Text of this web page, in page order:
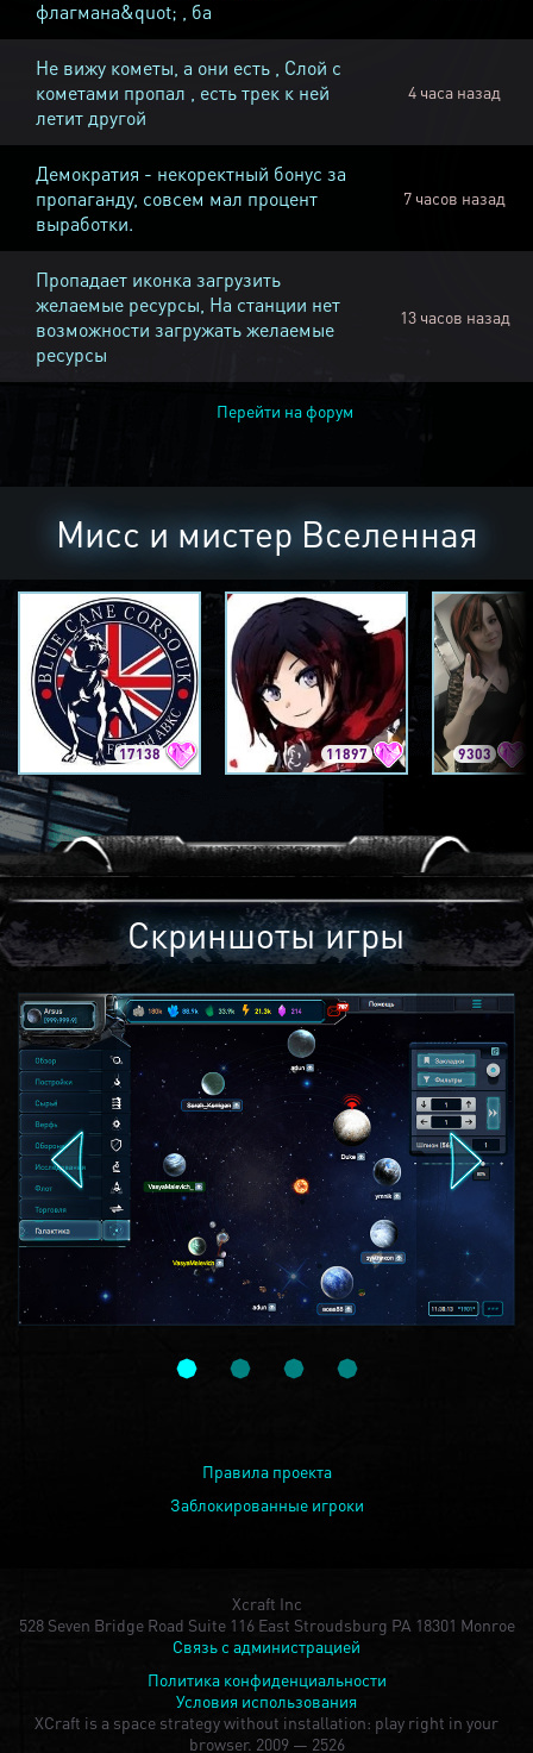
флагмана&quot; , ба
Не вижу кометы, а они есть , Слой с
кометами пропал , есть трек к ней
летит другой
4 часа назад
Демократия - некоректный бонус за
пропаганду, совсем мал процент
выработки.
7 часов назад
Пропадает иконка загрузить
желаемые ресурсы, На станции нет
возможности загружать желаемые
ресурсы
13 часов назад
Перейти на форум
Мисс и мистер Вселенная
17138 11897 9303
Скриншоты игры
Правила проекта
Заблокированные игроки
Xcraft Inc
528 Seven Bridge Road Suite 116 East Stroudsburg PA 18301 Monroe
Связь с администрацией
Политика конфиденциальности
Условия использования
XCraft is a space strategy without installation: play right in your
browser. 2009 — 2526